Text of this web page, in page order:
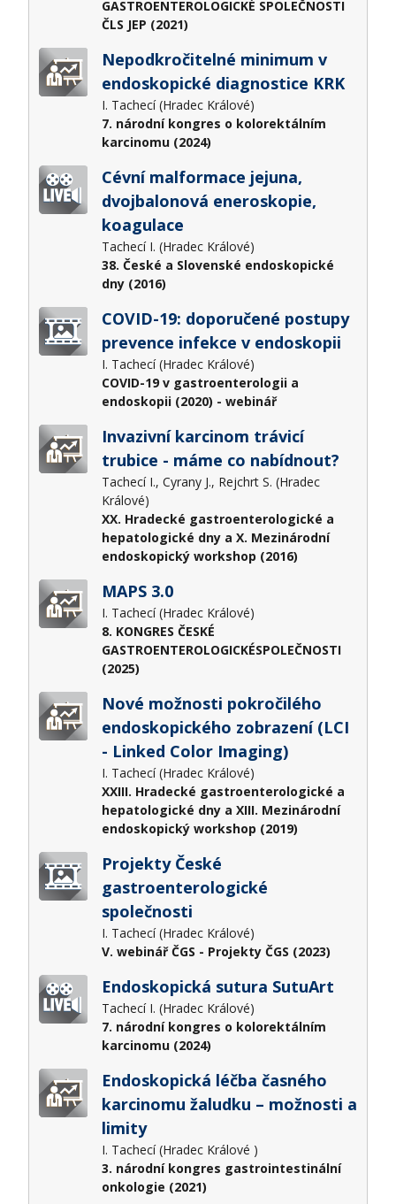
GASTROENTEROLOGICKÉ SPOLEČNOSTI
ČLS JEP (2021)
Nepodkročitelné minimum v
endoskopické diagnostice KRK
I. Tachecí (Hradec Králové)
7. národní kongres o kolorektálním
karcinomu (2024)
Cévní malformace jejuna,
dvojbalonová eneroskopie,
koagulace
Tachecí I. (Hradec Králové)
38. České a Slovenské endoskopické
dny (2016)
COVID-19: doporučené postupy
prevence infekce v endoskopii
I. Tachecí (Hradec Králové)
COVID-19 v gastroenterologii a
endoskopii (2020) - webinář
Invazivní karcinom trávicí
trubice - máme co nabídnout?
Tachecí I., Cyrany J., Rejchrt S. (Hradec
Králové)
XX. Hradecké gastroenterologické a
hepatologické dny a X. Mezinárodní
endoskopický workshop (2016)
MAPS 3.0
I. Tachecí (Hradec Králové)
8. KONGRES ČESKÉ
GASTROENTEROLOGICKÉSPOLEČNOSTI
(2025)
Nové možnosti pokročilého
endoskopického zobrazení (LCI
- Linked Color Imaging)
I. Tachecí (Hradec Králové)
XXIII. Hradecké gastroenterologické a
hepatologické dny a XIII. Mezinárodní
endoskopický workshop (2019)
Projekty České
gastroenterologické
společnosti
I. Tachecí (Hradec Králové)
V. webinář ČGS - Projekty ČGS (2023)
Endoskopická sutura SutuArt
Tachecí I. (Hradec Králové)
7. národní kongres o kolorektálním
karcinomu (2024)
Endoskopická léčba časného
karcinomu žaludku – možnosti a
limity
I. Tachecí (Hradec Králové )
3. národní kongres gastrointestinální
onkologie (2021)